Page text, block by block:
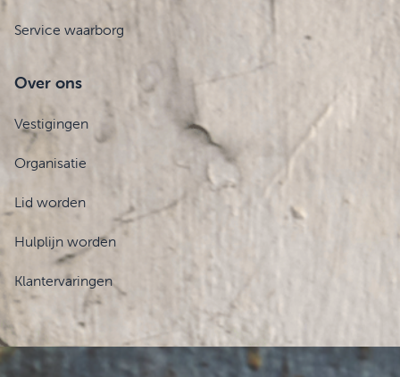
Service waarborg
Over ons
Vestigingen
Organisatie
Lid worden
Hulplijn worden
Klantervaringen